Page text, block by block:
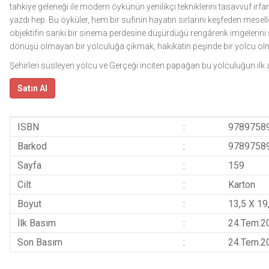
tahkiye geleneği ile modern öykünün yenilikçi tekniklerini tasavvuf
yazdı hep. Bu öyküler, hem bir sufinin hayatın sırlarını keşfeden
objektifin sanki bir sinema perdesine düşürdüğü rengârenk imgelerini
dönüşü olmayan bir yolculuğa çıkmak, hakikatin peşinde bir yolcu
Şehirleri süsleyen yolcu ve Gerçeği inciten papağan bu yolculuğun ilk
Satın Al
ISBN :
Barkod
:
Sayfa
:
159
Cilt
:
Karton
Boyut
:
13,5 X
İlk Basım
:
Son Basım
: